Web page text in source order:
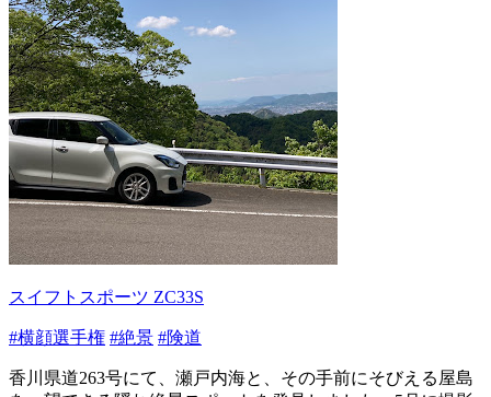
スイフトスポーツ ZC33S
#横顔選手権 #絶景 #険道
香川県道263号にて、瀬戸内海と、その手前にそびえる屋島